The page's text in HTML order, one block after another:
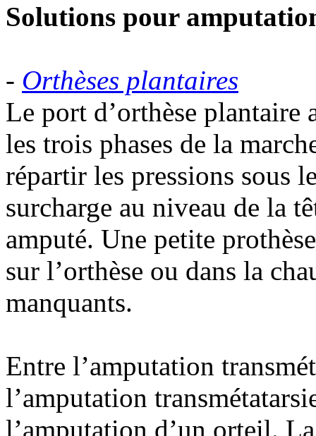
Solutions pour
- Orthèses plantaires
Le port d’orthèse plantaire
les trois phases de la
répartir les pressions sous
surcharge au niveau de la
amputé. Une petite
sur l’orthèse ou dans la
manquants.
Entre l’amputation
l’amputation
l’amputation d’un orteil.